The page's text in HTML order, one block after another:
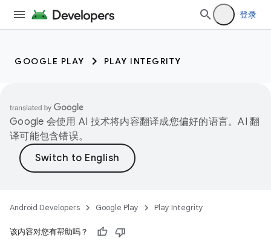
登录
GOOGLE PLAY PLAY INTEGRITY
Google 会使用 AI 技术将内容翻译成您偏好的语言。AI 翻
译可能包含错误。
Android Developers Google Play Play Integrity
该内容对您有帮助吗？